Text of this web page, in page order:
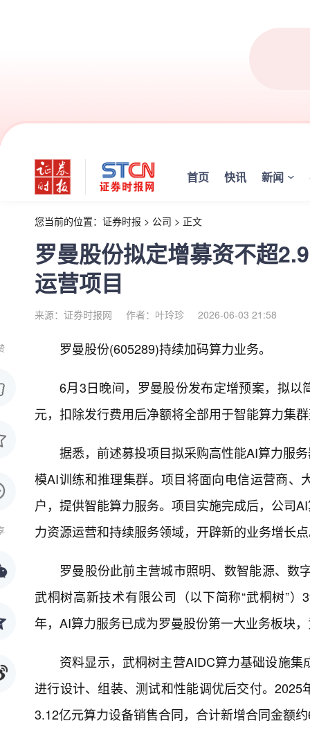
首页 快讯 新闻
您当前的位置： 证券时报 > 公司 > 正文
罗曼股份拟定增募资不超
运营项目
来源：证券时报网 作者：叶玲珍 2026-06-03 21:58
罗曼股份(605289)持续加码算力业务。
6月3日晚间，罗曼股份发布定增预案，拟
元，扣除发行费用后净额将全部用于智能算力集
据悉，前述募投项目拟采购高性能AI算力服
模AI训练和推理集群。项目将面向电信运营商
户，提供智能算力服务。项目实施完成后，公司
力资源运营和持续服务领域，开辟新的业务增长
罗曼股份此前主营城市照明、数智能源、数
武桐树高新技术有限公司（以下简称“武桐树”
年，AI算力服务已成为罗曼股份第一大业务板块
资料显示，武桐树主营AIDC算力基础设施
进行设计、组装、测试和性能调优后交付。
3.12亿元算力设备销售合同，合计新增合同金额